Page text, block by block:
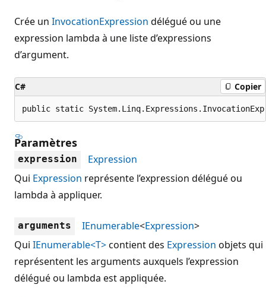
Crée un InvocationExpression délégué ou une
expression lambda à une liste d’expressions
d’argument.
C# Copier
public static
Paramètres
expression
Expression
Qui Expression représente l’expression délégué ou
lambda à appliquer.
arguments IEnumerable<Expression>
Qui IEnumerable<T>contient des Expression objets qui
représentent les arguments auxquels l’expression
délégué ou lambda est appliquée.